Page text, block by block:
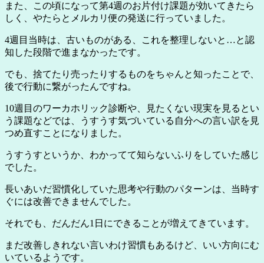
また、この頃になって第4週のお片付け課題が効いてきたら
しく、やたらとメルカリ便の発送に行っていました。
4週目当時は、古いものがある、これを整理しないと…と認
知した段階で進まなかったです。
でも、捨てたり売ったりするものをちゃんと知ったことで、
後で行動に繋がったんですね。
10週目のワーカホリック診断や、見たくない現実を見るとい
う課題などでは、うすうす気づいている自分への言い訳を見
つめ直すことになりました。
うすうすというか、わかってて知らないふりをしていた感じ
でした。
長いあいだ習慣化していた思考や行動のパターンは、当時す
ぐには改善できませんでした。
それでも、だんだん1日にできることが増えてきています。
まだ改善しきれない言いわけ習慣もあるけど、いい方向にむ
いているようです。